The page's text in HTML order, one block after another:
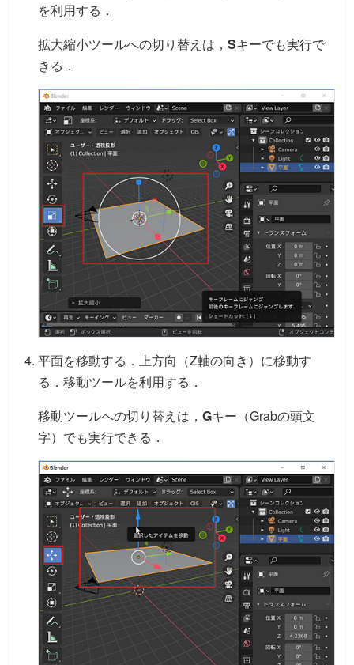
を利用する．
拡大縮小ツールへの切り替えは， Sキーでも実行で
きる．
平面を移動する．上方向（Z軸の向き）に移動す
る．移動ツールを利用する．
移動ツールへの切り替えは， Gキー（Grabの頭文
字）でも実行できる．